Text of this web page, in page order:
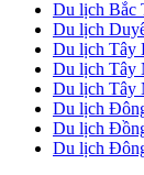
Du lịch Bắc
Du lịch
Du lịch Tây
Du lịch Tây
Du lịch Tây
Du lịch
Du lịch
Du lịch